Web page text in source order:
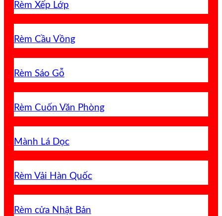
Rèm Xếp Lớp
Rèm Cầu Vồng
Rèm Sáo Gỗ
Rèm Cuốn Văn Phòng
Mành Lá Dọc
Rèm Vải Hàn Quốc
Rèm cửa Nhật Bản